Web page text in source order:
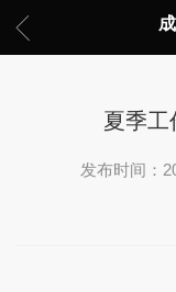
夏季工
发布时间：